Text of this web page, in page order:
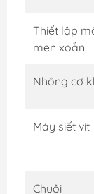
Thiết lập
men xoắn
Nhông cơ
Máy siết vít
Chuôi